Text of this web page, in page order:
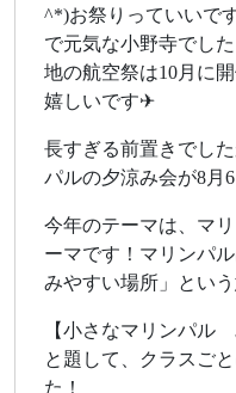
^*)お祭りっていいで
で元気な小野寺でし
地の航空祭は10月に
嬉しいです✈
長すぎる前置きでし
パルの夕涼み会が8月
今年のテーマは、マ
ーマです！マリンパ
みやすい場所」とい
【小さなマリンパル
と題して、クラスご
た！